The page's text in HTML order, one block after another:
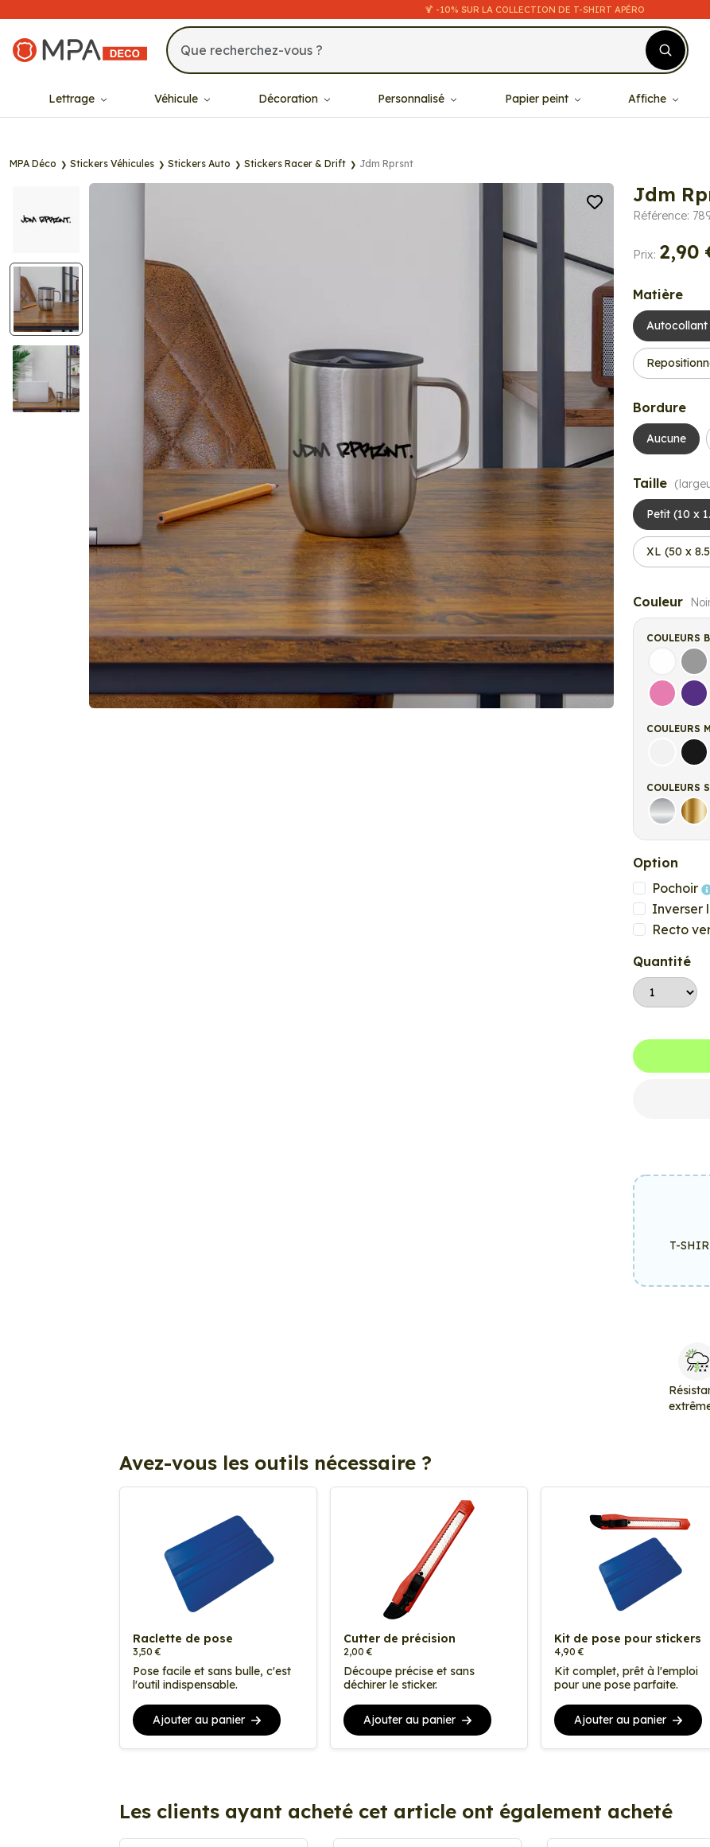
🍹 -10% SUR LA COLLECTION DE T-SHIRT APÉRO
MPA Déco
Lettrage Véhicule Décoration Personnalisé Papier peint Affiche
MPA Déco Stickers Véhicules Stickers Auto Stickers Racer & Drift Jdm Rprsnt
Jdm
Référence:
Prix: 2,90
Matière
Autocollant
Bordure
Aucune
Taille
Petit (10 x
XL (50 x
Couleur
COULEURS
Blanc
Rose
COULEURS
Blanc mat
COULEURS
Argent Or
Option
Pochoir
Inverser
Recto
Quantité
T-
Avez-vous les outils nécessaire ?
Raclette de pose
3,50 €
Pose facile et sans bulle, c'est
l'outil indispensable.
Ajouter au panier
Cutter de précision
2,00 €
Découpe précise et sans
déchirer le sticker.
Ajouter au panier
Kit de pose pour stickers
4,90 €
Kit complet, prêt à l'emploi
pour une pose parfaite.
Ajouter au panier
Les clients ayant acheté cet article ont également acheté